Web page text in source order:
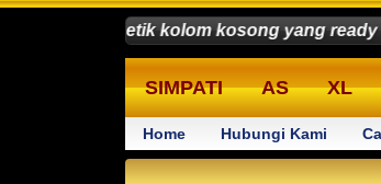
ketik kolom kosong yang
SIMPATI AS XL
Home Hubungi Kami